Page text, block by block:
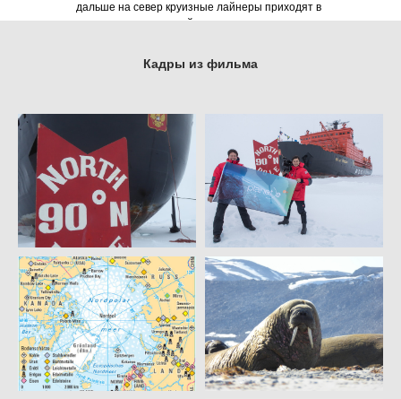
дальше на север круизные лайнеры приходят в
ранее нетронутые районы.
Кадры из фильма